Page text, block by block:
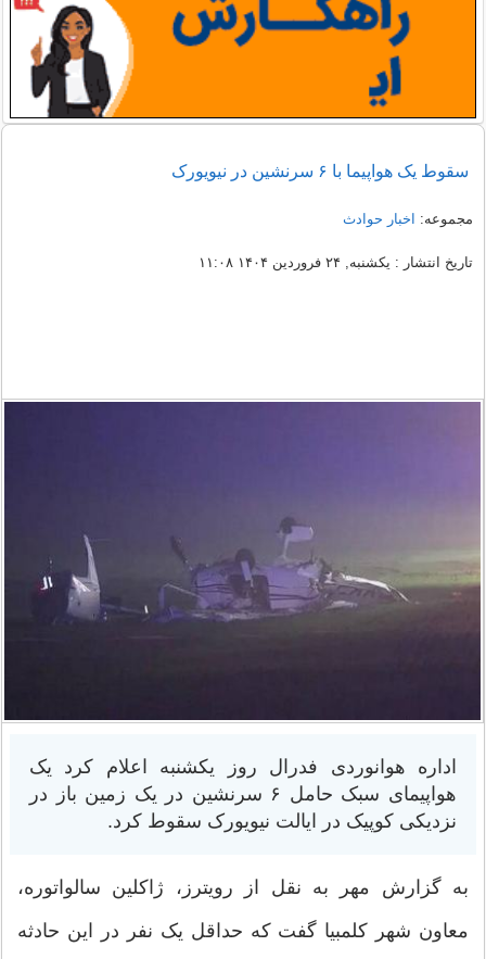
سقوط یک هواپیما با ۶ سرنشین در نیویورک
مجموعه: اخبار حوادث
تاریخ انتشار : یکشنبه, ۲۴ فروردین ۱۴۰۴ ۱۱:۰۸
اداره هوانوردی فدرال روز یکشنبه اعلام کرد یک
هواپیمای سبک حامل ۶ سرنشین در یک زمین باز در
نزدیکی کوپیک در ایالت نیویورک سقوط کرد.
به گزارش مهر به نقل از رویترز، ژاکلین سالواتوره،
معاون شهر کلمبیا گفت که حداقل یک نفر در این حادثه